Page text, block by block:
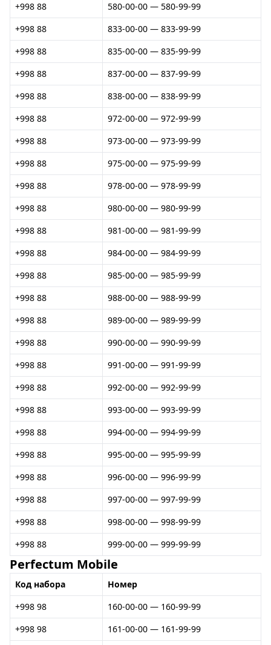
+998 88
580-00-00 — 580-99-99
+998 88
833-00-00 — 833-99-99
+998 88
835-00-00 — 835-99-99
+998 88
837-00-00 — 837-99-99
+998 88
838-00-00 — 838-99-99
+998 88
972-00-00 — 972-99-99
+998 88
973-00-00 — 973-99-99
+998 88
975-00-00 — 975-99-99
+998 88
978-00-00 — 978-99-99
+998 88
980-00-00 — 980-99-99
+998 88
981-00-00 — 981-99-99
+998 88
984-00-00 — 984-99-99
+998 88
985-00-00 — 985-99-99
+998 88
988-00-00 — 988-99-99
+998 88
989-00-00 — 989-99-99
+998 88
990-00-00 — 990-99-99
+998 88
991-00-00 — 991-99-99
+998 88
992-00-00 — 992-99-99
+998 88
993-00-00 — 993-99-99
+998 88
994-00-00 — 994-99-99
+998 88
995-00-00 — 995-99-99
+998 88
996-00-00 — 996-99-99
+998 88
997-00-00 — 997-99-99
+998 88
998-00-00 — 998-99-99
+998 88
999-00-00 — 999-99-99
Perfectum Mobile
Код набора
Номер
+998 98
160-00-00 — 160-99-99
+998 98
161-00-00 — 161-99-99